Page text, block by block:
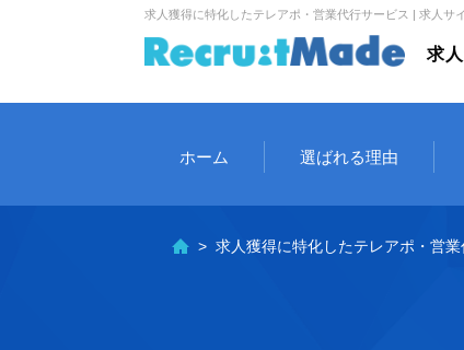
求人獲得に特化したテレアポ・営業代行サービス | 求人サ
求
ホーム 選ばれる理由
求人獲得に特化したテレアポ・営